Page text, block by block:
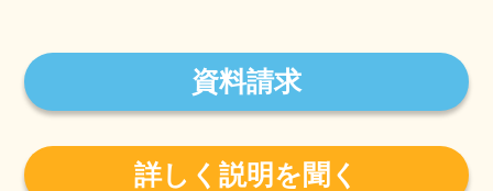
資料請求
詳しく説明を聞く